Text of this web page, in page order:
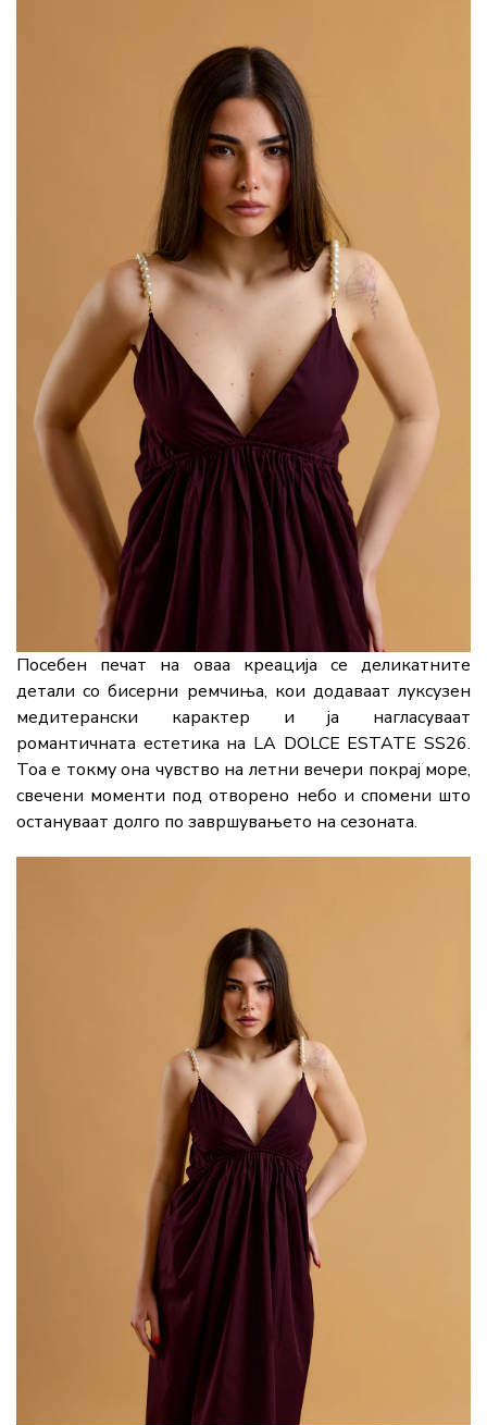
Посебен печат на оваа креација се деликатните
детали со бисерни ремчиња, кои додаваат луксузен
медитерански карактер и ја нагласуваат
романтичната естетика на LA DOLCE ESTATE SS26.
Тоа е токму она чувство на летни вечери покрај море,
свечени моменти под отворено небо и спомени што
остануваат долго по завршувањето на сезоната.